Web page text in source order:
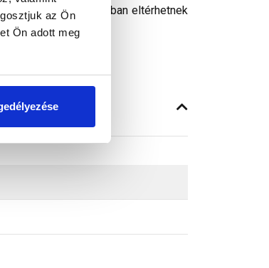
az Ön
Ön adott meg
színek árnyalataikban eltérhetnek